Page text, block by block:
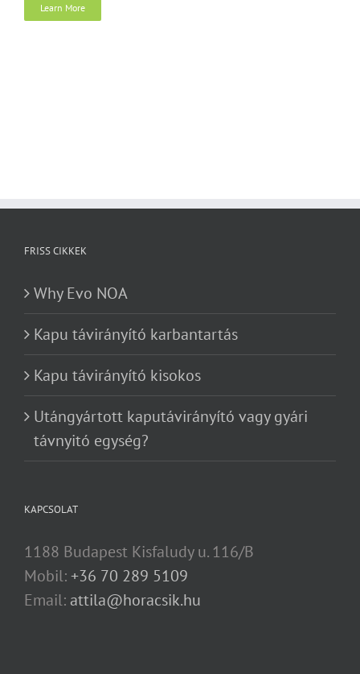
Learn More
FRISS CIKKEK
Why Evo NOA
Kapu távirányító karbantartás
Kapu távirányító kisokos
Utángyártott kaputávirányító vagy gyári
távnyitó egység?
KAPCSOLAT
1188 Budapest Kisfaludy u. 116/B
Mobil:+36 70 289 5109
Email: attila@horacsik.hu